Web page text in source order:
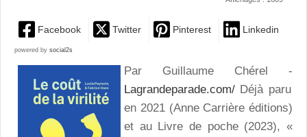
Facebook Twitter Pinterest Linkedin
powered by social2s
Par Guillaume Chérel -
Lagrandeparade.com/ Déjà paru
en 2021 (Anne Carrière éditions)
et au Livre de poche (2023), «